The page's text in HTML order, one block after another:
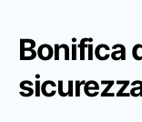
Bonifica